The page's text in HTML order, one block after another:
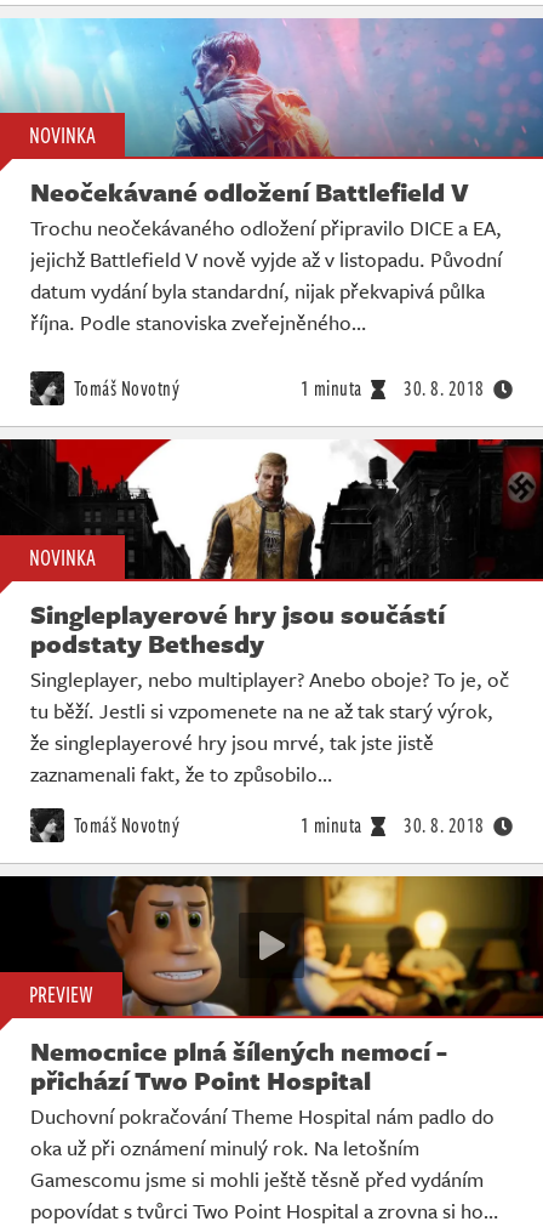
NOVINKA
Neočekávané odložení Battlefield V
Trochu neočekávaného odložení připravilo DICE a EA,
jejichž Battlefield V nově vyjde až v listopadu. Původní
datum vydání byla standardní, nijak překvapivá půlka
října. Podle stanoviska zveřejněného…
Tomáš Novotný 1 minuta 30. 8. 2018
NOVINKA
Singleplayerové hry jsou součástí
podstaty Bethesdy
Singleplayer, nebo multiplayer? Anebo oboje? To je, oč
tu běží. Jestli si vzpomenete na ne až tak starý výrok,
že singleplayerové hry jsou mrvé, tak jste jistě
zaznamenali fakt, že to způsobilo…
Tomáš Novotný 1 minuta 30. 8. 2018
PREVIEW
Nemocnice plná šílených nemocí -
přichází Two Point Hospital
Duchovní pokračování Theme Hospital nám padlo do
oka už při oznámení minulý rok. Na letošním
Gamescomu jsme si mohli ještě těsně před vydáním
popovídat s tvůrci Two Point Hospital a zrovna si ho…